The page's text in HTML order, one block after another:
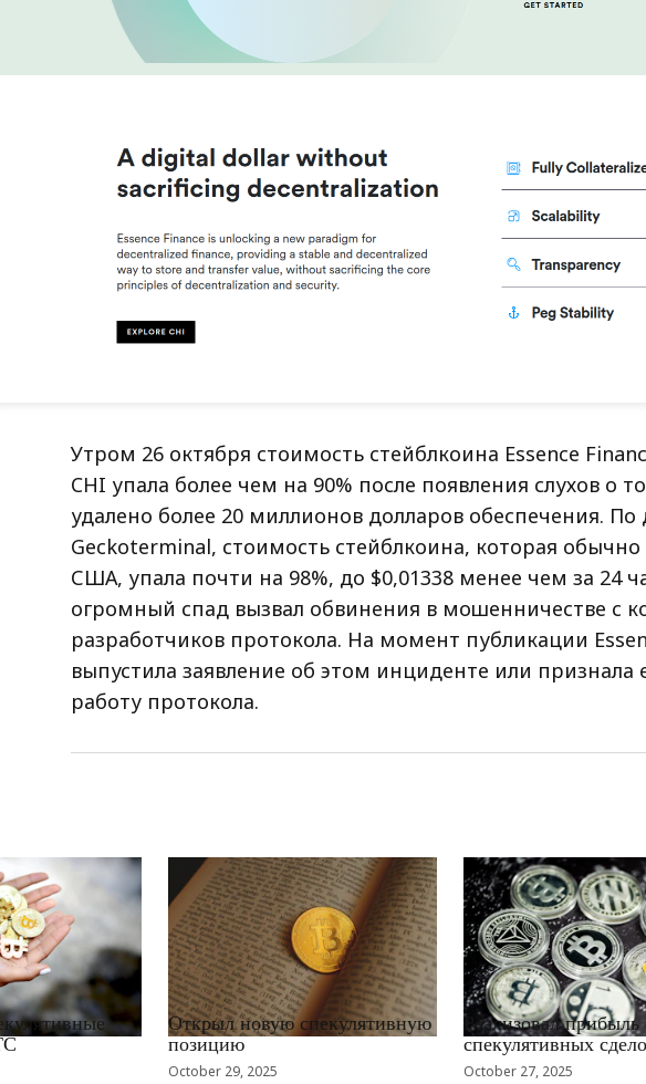
Утром 26 октября стоимость стейблкоина Essence
CHI упала более чем на 90% после появления слухов о
удалено более 20 миллионов долларов обеспечения.
Geckoterminal, стоимость стейблкоина, которая
США, упала почти на 98%, до $0,01338 менее чем за 24
огромный спад вызвал обвинения в мошенничестве с
разработчиков протокола. На момент публикации
выпустила заявление об этом инциденте или признала
работу протокола.
RRCNEWS_RU
Открыл новую спекулятивную
позицию
October 29, 2025
RRCNEWS_RU
Реализовал прибыль
спекулятивных
October 27, 2025